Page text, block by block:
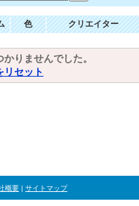
色 クリエイター
りませんでした。
リセット
概要 | サイトマップ